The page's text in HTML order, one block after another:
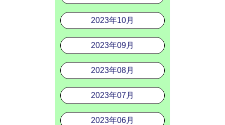
2023年10月
2023年09月
2023年08月
2023年07月
2023年06月